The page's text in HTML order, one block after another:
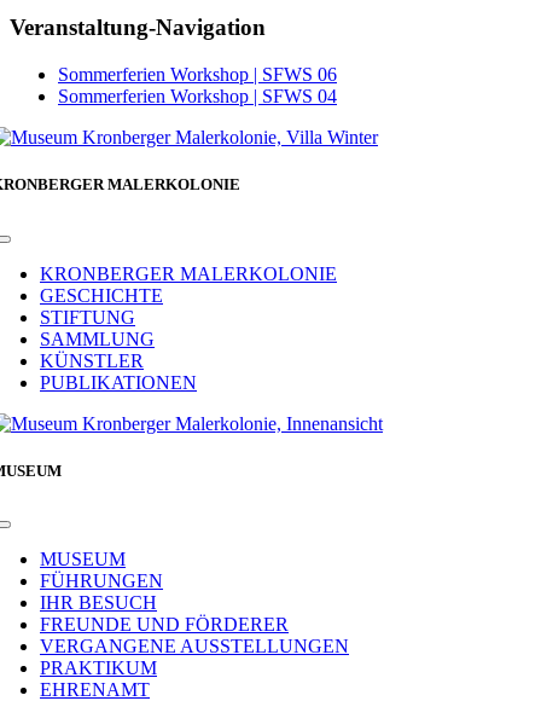
Facebook
Veranstaltung-Navigation
Sommerferien Workshop | SFWS 06
Sommerferien Workshop | SFWS 04
MALERKOLONIE
Toggle
NavigationKRONBERGER MALERKOLONIE
GESCHICHTE
STIFTUNG
SAMMLUNG
KÜNSTLER
PUBLIKATIONEN
Toggle
NavigationMUSEUM
FÜHRUNGEN
IHR BESUCH
FREUNDE UND FÖRDERER
VERGANGENE AUSSTELLUNGEN
PRAKTIKUM
EHRENAMT